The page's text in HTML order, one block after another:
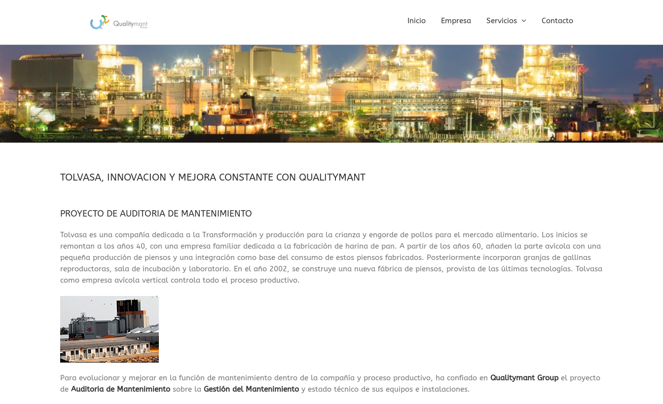
Inicio Empresa Servicios Contacto
TOLVASA, INNOVACION Y MEJORA CONSTANTE CON QUALITYMANT
PROYECTO DE AUDITORIA DE MANTENIMIENTO
Tolvasa es una compañía dedicada a la Transformación y producción para la crianza y engorde de pollos para el mercado alimentario. Los inicios se
remontan a los años 40, con una empresa familiar dedicada a la fabricación de harina de pan. A partir de los años 60, añaden la parte avícola con una
pequeña producción de piensos y una integración como base del consumo de estos piensos fabricados. Posteriormente incorporan granjas de gallinas
reproductoras, sala de incubación y laboratorio. En el año 2002, se construye una nueva fábrica de piensos, provista de las últimas tecnologías. Tolvasa
como empresa avícola vertical controla todo el proceso productivo.
Para evolucionar y mejorar en la función de mantenimiento dentro de la compañía y proceso productivo, ha confiado en Qualitymant Group el proyecto
de Auditoria de Mantenimiento sobre la Gestión del Mantenimiento y estado técnico de sus equipos e instalaciones.